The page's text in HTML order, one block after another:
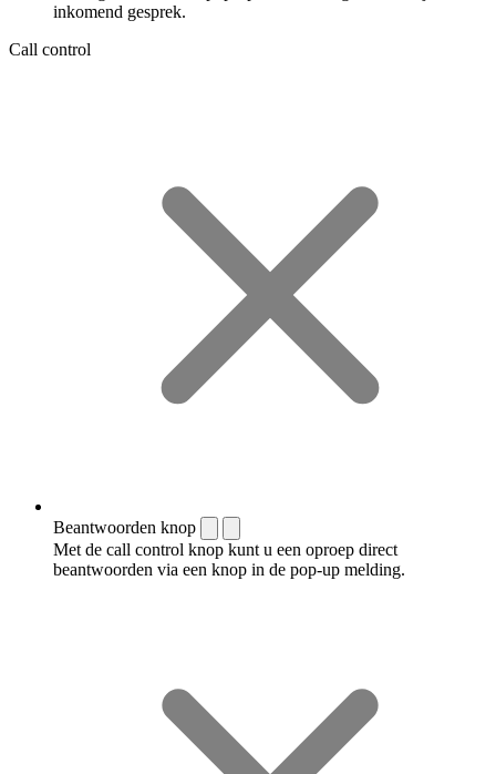
inkomend gesprek.
Call control
Beantwoorden knop
Met de call control knop kunt u een oproep direct
beantwoorden via een knop in de pop-up melding.